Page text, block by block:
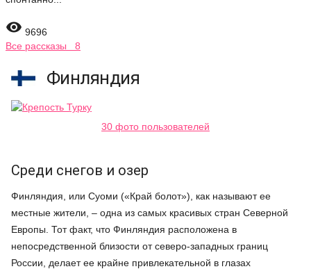
 9696
Все рассказы 8
Финляндия
30 фото пользователей
Среди снегов и озер
Финляндия, или Суоми («Край болот»), как называют ее
местные жители, – одна из самых красивых стран Северной
Европы. Тот факт, что Финляндия расположена в
непосредственной близости от северо-западных границ
России, делает ее крайне привлекательной в глазах